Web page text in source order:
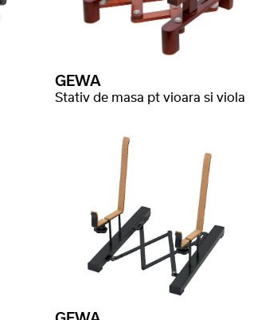
GEWA
Stativ de masa pt vioara si viola